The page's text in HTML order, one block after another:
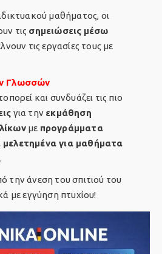
μαθήματος, οι
τις σημειώσεις μέσω
τις εργασίες τους με
Γλωσσών
και συνδυάζει τις πιο
για την εκμάθηση
με προγράμματα
για μαθήματα
.
την άνεση του σπιτιού του
με εγγύηση πτυχίου!